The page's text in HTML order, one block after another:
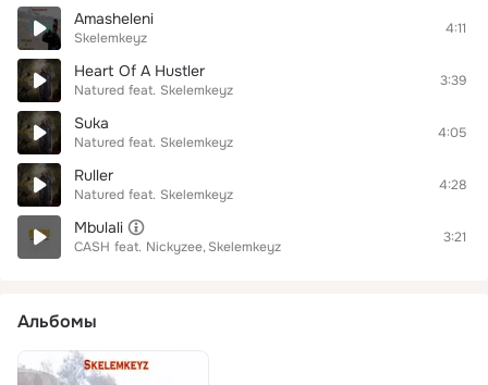
Amasheleni
Skelemkeyz
4:11
Heart Of A Hustler
Natured feat. Skelemkeyz
3:39
Suka
Natured feat. Skelemkeyz
4:05
Ruller
Natured feat. Skelemkeyz
4:28
Mbulali
CASH feat. Nickyzee Skelemkeyz
3:21
Альбомы